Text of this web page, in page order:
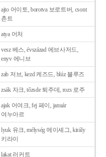
ajto 어이토, borotva 보로트버, csont
촌트
atya 어처
vesz 베스, évszázad 에브사저드,
enyv 에니브
zab 저브, kezd 케즈드, blúz 블루즈
zsák 자크, tőzsde 퇴주데, rozs 로주
ajak 어여크, fej 페이, január
여누아르
lyuk 유크, mélység 메이셰그, király
키라이
lakat 러커트